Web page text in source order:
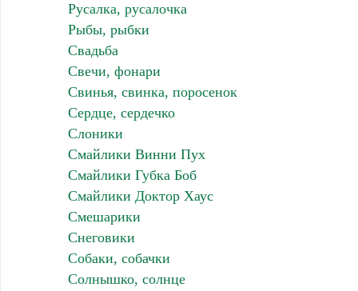
Русалка, русалочка
Рыбы, рыбки
Свадьба
Свечи, фонари
Свинья, свинка, поросенок
Сердце, сердечко
Слоники
Смайлики Винни Пух
Смайлики Губка Боб
Смайлики Доктор Хаус
Смешарики
Снеговики
Собаки, собачки
Солнышко, солнце